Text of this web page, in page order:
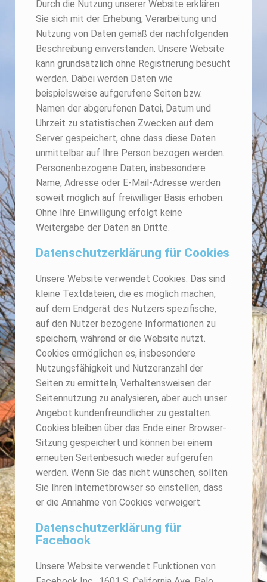
Durch die Nutzung unserer Website erklären
Sie sich mit der Erhebung, Verarbeitung und
Nutzung von Daten gemäß der nachfolgenden
Beschreibung einverstanden. Unsere Website
kann grundsätzlich ohne Registrierung besucht
werden. Dabei werden Daten wie
beispielsweise aufgerufene Seiten bzw.
Namen der abgerufenen Datei, Datum und
Uhrzeit zu statistischen Zwecken auf dem
Server gespeichert, ohne dass diese Daten
unmittelbar auf Ihre Person bezogen werden.
Personenbezogene Daten, insbesondere
Name, Adresse oder E-Mail-Adresse werden
soweit möglich auf freiwilliger Basis erhoben.
Ohne Ihre Einwilligung erfolgt keine
Weitergabe der Daten an Dritte.
Datenschutzerklärung für Cookies
Unsere Website verwendet Cookies. Das sind
kleine Textdateien, die es möglich machen,
auf dem Endgerät des Nutzers spezifische,
auf den Nutzer bezogene Informationen zu
speichern, während er die Website nutzt.
Cookies ermöglichen es, insbesondere
Nutzungsfähigkeit und Nutzeranzahl der
Seiten zu ermitteln, Verhaltensweisen der
Seitennutzung zu analysieren, aber auch unser
Angebot kundenfreundlicher zu gestalten.
Cookies bleiben über das Ende einer Browser-
Sitzung gespeichert und können bei einem
erneuten Seitenbesuch wieder aufgerufen
werden. Wenn Sie das nicht wünschen, sollten
Sie Ihren Internetbrowser so einstellen, dass
er die Annahme von Cookies verweigert.
Datenschutzerklärung für
Facebook
Unsere Website verwendet Funktionen von